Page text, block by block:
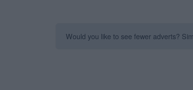
Would you like to see fewer adverts?